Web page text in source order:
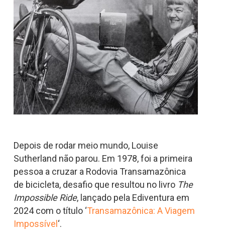
Depois de rodar meio mundo, Louise
Sutherland não parou. Em 1978, foi a primeira
pessoa a cruzar a Rodovia Transamazônica
de bicicleta, desafio que resultou no livro The
Impossible Ride, lançado pela Ediventura em
2024 com o título ‘Transamazônica: A Viagem
Impossível ‘.